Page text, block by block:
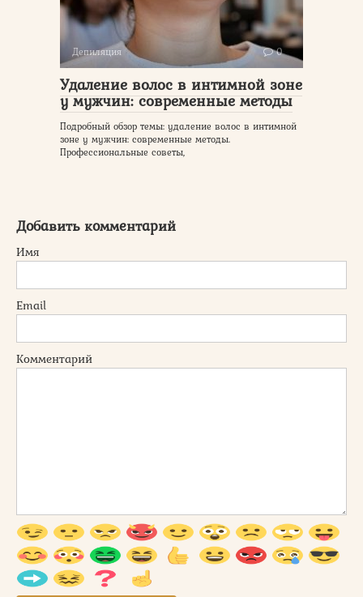
Депиляция 0
Удаление волос в интимной зоне
у мужчин: современные методы
Подробный обзор темы: удаление волос в интимной
зоне у мужчин: современные методы.
Профессиональные советы,
Добавить комментарий
Имя
Email
Комментарий